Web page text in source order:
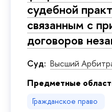
судебной
связанным с
договоров
Суд: Высший
Предметные
Гражданское право